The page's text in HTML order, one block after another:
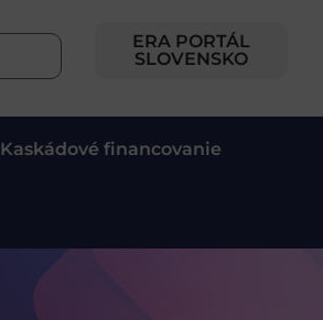
ERA PORTÁL
SLOVENSKO
Kaskádové financovanie